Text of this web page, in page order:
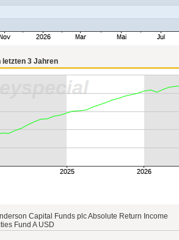
letzten 3 Jahren
Capital Funds plc Absolute Return Income
Fund A USD